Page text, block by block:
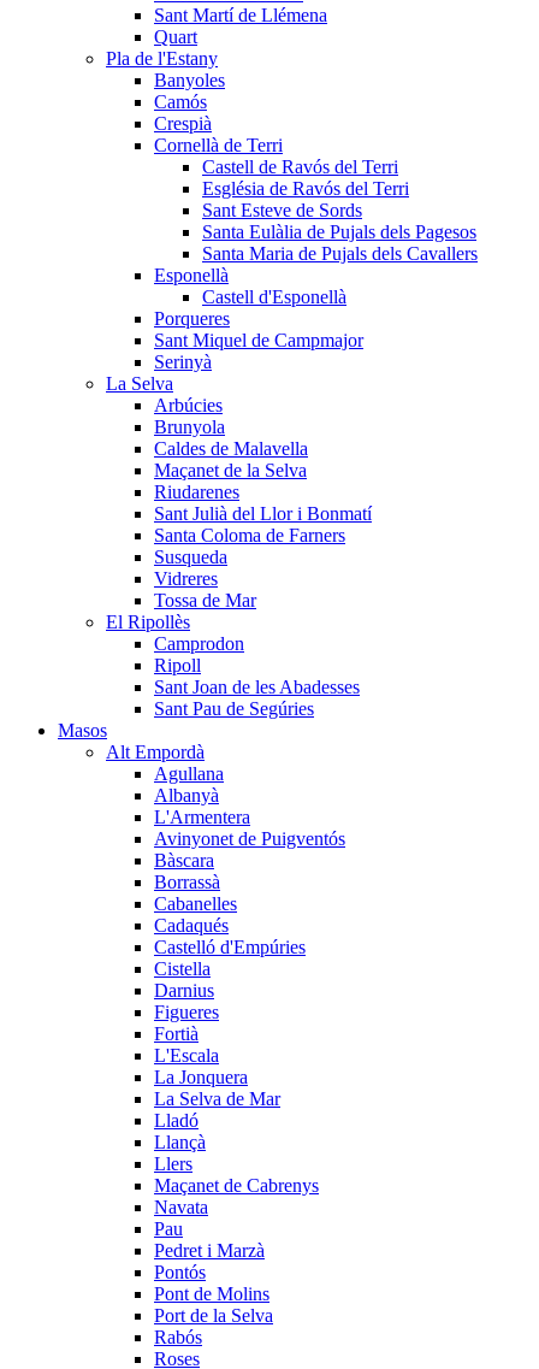
Sant Martí de Llémena
Quart
Pla de l'Estany
Banyoles
Camós
Crespià
Cornellà de Terri
Castell de Ravós del Terri
Església de Ravós del Terri
Sant Esteve de Sords
Santa Eulàlia de Pujals dels Pagesos
Santa Maria de Pujals dels Cavallers
Esponellà
Castell d'Esponellà
Porqueres
Sant Miquel de Campmajor
Serinyà
La Selva
Arbúcies
Brunyola
Caldes de Malavella
Maçanet de la Selva
Riudarenes
Sant Julià del Llor i Bonmatí
Santa Coloma de Farners
Susqueda
Vidreres
Tossa de Mar
El Ripollès
Camprodon
Ripoll
Sant Joan de les Abadesses
Sant Pau de Segúries
Masos
Alt Empordà
Agullana
Albanyà
L'Armentera
Avinyonet de Puigventós
Bàscara
Borrassà
Cabanelles
Cadaqués
Castelló d'Empúries
Cistella
Darnius
Figueres
Fortià
L'Escala
La Jonquera
La Selva de Mar
Lladó
Llançà
Llers
Maçanet de Cabrenys
Navata
Pau
Pedret i Marzà
Pontós
Pont de Molins
Port de la Selva
Rabós
Roses